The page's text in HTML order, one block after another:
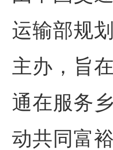
运输部规
主办，旨
通在服务
动共同富